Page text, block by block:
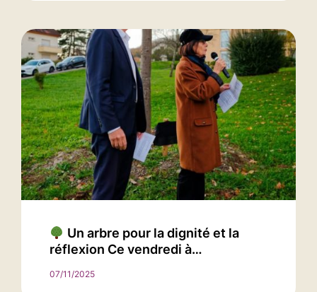
Un arbre pour la dignité et la
réflexion Ce vendredi à…
07/11/2025